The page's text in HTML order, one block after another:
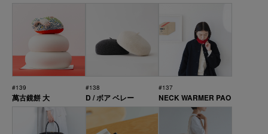
#139
萬古鏡餅 大
#138
D / ボア ベレー
#137
NECK WARMER PAO